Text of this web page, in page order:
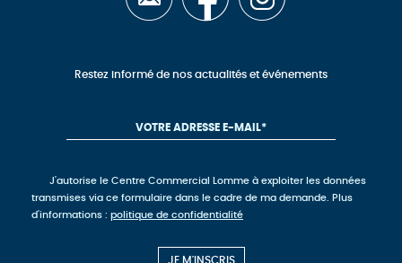
Restez informé de nos actualités et événements
J'autorise le Centre Commercial Lomme à exploiter les données
transmises via ce formulaire dans le cadre de ma demande. Plus
d'informations : politique de confidentialité